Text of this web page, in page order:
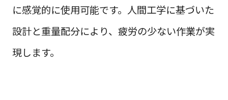
に感覚的に使用可能です。人間工学に基づいた
設計と重量配分により、疲労の少ない作業が実
現します。